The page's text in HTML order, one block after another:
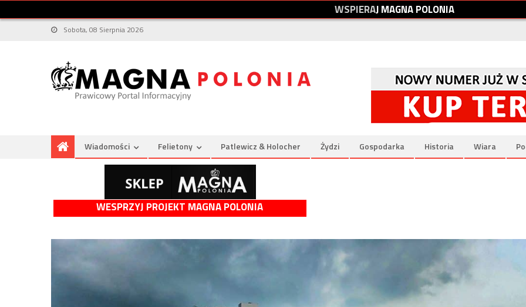
WSPIERAJMAGNAPOLONIA
Sobota, 08 Sierpnia 2026
Wiadomości Felietony Patlewicz & Holocher Żydzi Gospodarka Historia Wiara
WESPRZYJ PROJEKT MAGNA POLONIA